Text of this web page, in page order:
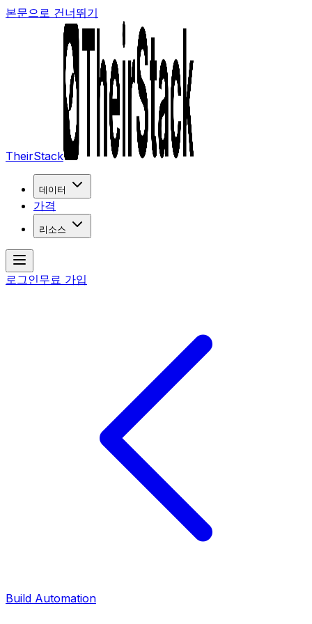
본문으로 건너뛰기
TheirStack
데이터
가격
리소스
로그인무료 가입
Build Automation